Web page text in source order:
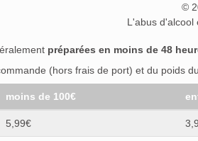
©
L'abus d'alcool
préparées en moins de 48
(hors frais de port) et du poids
moins de 100€
5,99€